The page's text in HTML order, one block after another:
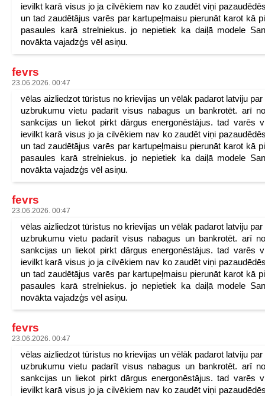
ievilkt karā visus jo ja cilvēkiem nav ko zaudēt viņi
un tad zaudētājus varēs par kartupeļmaisu pierunāt karot kā
pasaules karā strelniekus. jo nepietiek ka daiļā modele
novākta vajadzģs vēl asiņu.
fevrs
23.06.2026. 00:47
vēlas aizliedzot tūristus no krievijas un vēlāk padarot latviju par
uzbrukumu vietu padarīt visus nabagus un bankrotēt. arī
sankcijas un liekot pirkt dārgus energonēstājus. tad varēs
ievilkt karā visus jo ja cilvēkiem nav ko zaudēt viņi
un tad zaudētājus varēs par kartupeļmaisu pierunāt karot kā
pasaules karā strelniekus. jo nepietiek ka daiļā modele
novākta vajadzģs vēl asiņu.
fevrs
23.06.2026. 00:47
vēlas aizliedzot tūristus no krievijas un vēlāk padarot latviju par
uzbrukumu vietu padarīt visus nabagus un bankrotēt. arī
sankcijas un liekot pirkt dārgus energonēstājus. tad varēs
ievilkt karā visus jo ja cilvēkiem nav ko zaudēt viņi
un tad zaudētājus varēs par kartupeļmaisu pierunāt karot kā
pasaules karā strelniekus. jo nepietiek ka daiļā modele
novākta vajadzģs vēl asiņu.
fevrs
23.06.2026. 00:47
vēlas aizliedzot tūristus no krievijas un vēlāk padarot latviju par
uzbrukumu vietu padarīt visus nabagus un bankrotēt. arī
sankcijas un liekot pirkt dārgus energonēstājus. tad varēs
ievilkt karā visus jo ja cilvēkiem nav ko zaudēt viņi